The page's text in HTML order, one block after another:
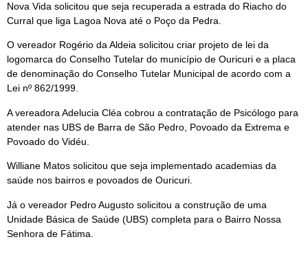
Nova Vida solicitou que seja recuperada a estrada do Riacho do
Curral que liga Lagoa Nova até o Poço da Pedra.
O vereador Rogério da Aldeia solicitou criar projeto de lei da
logomarca do Conselho Tutelar do município de Ouricuri e a placa
de denominação do Conselho Tutelar Municipal de acordo com a
Lei nº 862/1999.
A vereadora Adelucia Cléa cobrou a contratação de Psicólogo para
atender nas UBS de Barra de São Pedro, Povoado da Extrema e
Povoado do Vidéu.
Williane Matos solicitou que seja implementado academias da
saúde nos bairros e povoados de Ouricuri.
Já o vereador Pedro Augusto solicitou a construção de uma
Unidade Básica de Saúde (UBS) completa para o Bairro Nossa
Senhora de Fátima.